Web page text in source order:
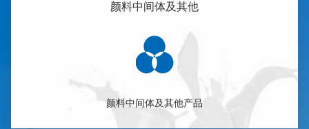
颜料中间体及其他
颜料中间体及其他产品